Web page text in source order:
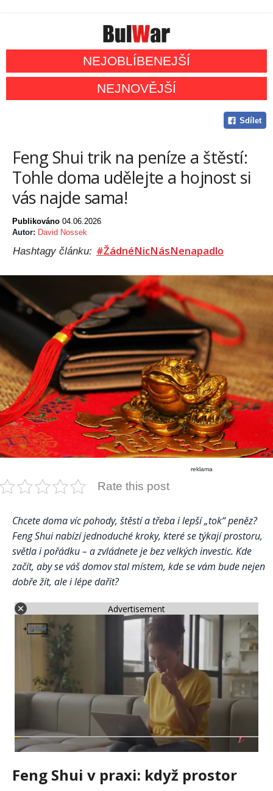
NEJOBLÍBENEJŠÍ
NEJNOVĚJŠÍ
Sdílet
Feng Shui trik na peníze a štěstí:
Tohle doma udělejte a hojnost si
vás najde sama!
Publikováno 04.06.2026
Autor: David Nossek
Hashtagy článku: #ŽádnéNicNásNenapadlo
reklama
Rate this post
Chcete doma víc pohody, štěstí a třeba i lepší „tok“ peněz?
Feng Shui nabízí jednoduché kroky, které se týkají prostoru,
světla i pořádku – a zvládnete je bez velkých investic. Kde
začít, aby se váš domov stal místem, kde se vám bude nejen
dobře žít, ale i lépe dařit?
Advertisement
Feng Shui v praxi: když prostor